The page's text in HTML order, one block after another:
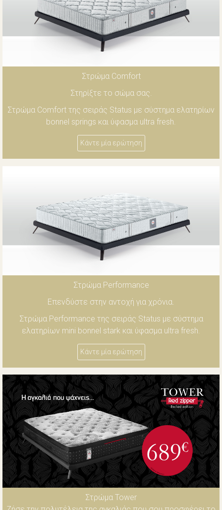
Στρώμα Comfort
Στηρίξτε το σώμα σας.
Στρώμα Comfort της σειράς Status με σύστημα ελατηρίων
bonnel springs και ύφασμα ultra fresh.
Κάντε μία ερώτηση
Στρώμα Performance
Επενδύστε στην αντοχή για χρόνια.
Στρώμα Performance της σειράς Status με σύστημα
ελατηρίων mini bonnel stark και ύφασμα ultra fresh.
Κάντε μία ερώτηση
Στρώμα Tower